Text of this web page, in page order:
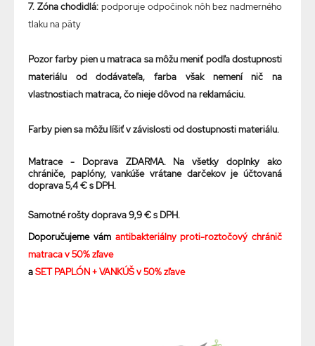
7. Zóna chodidlá: podporuje odpočinok nôh bez nadmerného
tlaku na päty
Pozor farby pien u matraca sa môžu meniť podľa dostupnosti
materiálu od dodávateľa, farba však nemení nič na
vlastnostiach matraca, čo nieje dôvod na reklamáciu.
Farby pien sa môžu líšiť v závislosti od dostupnosti materiálu.
Matrace - Doprava ZDARMA. Na všetky doplnky ako
chrániče, paplóny, vankúše vrátane darčekov je účtovaná
doprava 5,4 € s DPH.
Samotné rošty doprava 9,9 € s DPH.
Doporučujeme vám antibakteriálny proti-roztočový chránič
matraca v 50% zľave
aSET PAPLÓN + VANKÚŠ v 50% zľave